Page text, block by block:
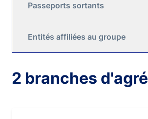
Passeports sortants
Entités affiliées au groupe
2 branches